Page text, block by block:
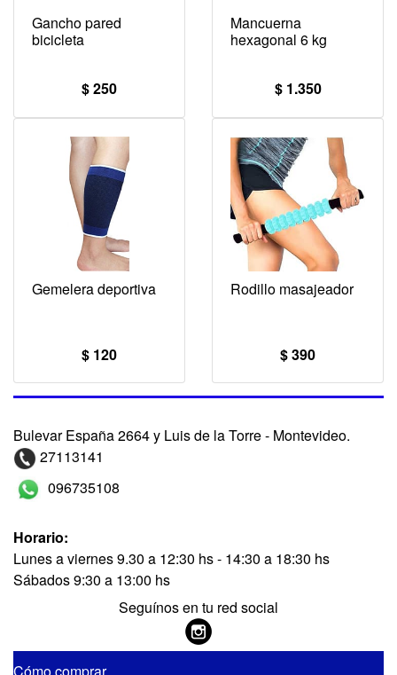
Gancho pared
bicicleta
$ 250
Mancuerna
hexagonal 6 kg
$ 1.350
Gemelera deportiva
$ 120
Rodillo masajeador
$ 390
Bulevar España 2664 y Luis de la Torre - Montevideo.
27113141
096735108
Horario:
Lunes a viernes 9.30 a 12:30 hs - 14:30 a 18:30 hs
Sábados 9:30 a 13:00 hs
Seguínos en tu red social